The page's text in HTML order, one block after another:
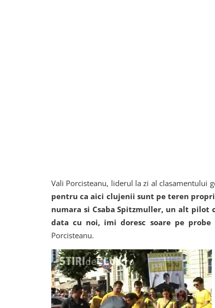
Vali Porcisteanu, liderul la zi al clasamentului
pentru ca aici clujenii sunt pe teren
numara si Csaba Spitzmuller, un alt pilot
data cu noi, imi doresc soare pe
Porcisteanu.